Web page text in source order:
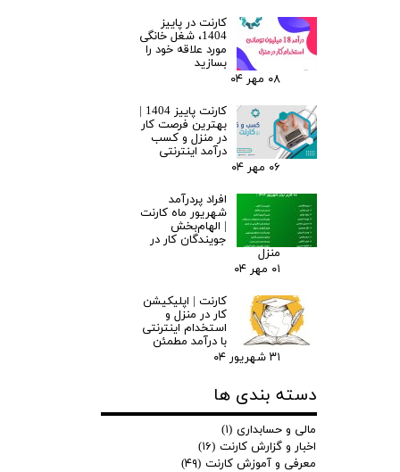
کارنت در پاییز
1404، شغل خانگی
مورد علاقه خود را
بسازید
۰۸ مهر ۰۴
کارنت پاییز 1404 |
بهترین فرصت کار
در منزل و کسب
درآمد اینترنتی
۰۶ مهر ۰۴
افراد پردرآمد
شهریور ماه کارنت
| الهام‌بخش
جویندگان کار در
منزل
۰۱ مهر ۰۴
کارنت | اپلیکیشن
کار در منزل و
استخدام اینترنتی
با درآمد مطمئن
۳۱ شهریور ۰۴
دسته بندی ها
مالی و حسابداری (۱)
اخبار و گزارش کارنت (۱۶)
معرفی و آموزش کارنت (۴۹)